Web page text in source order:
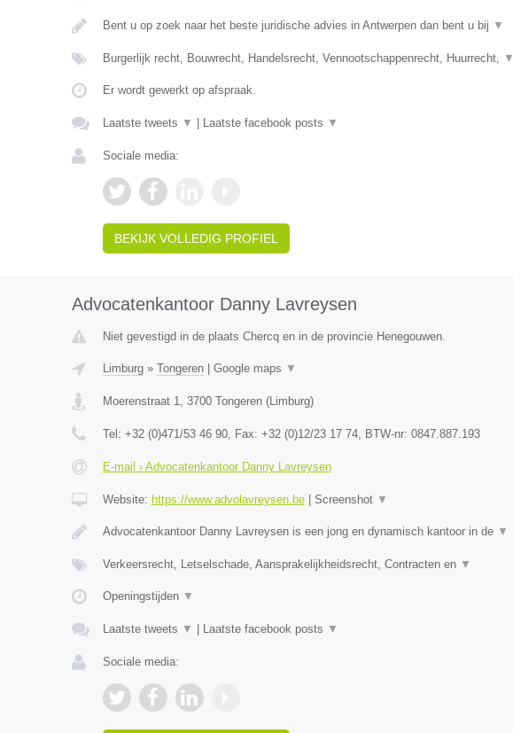
Bent u op zoek naar het beste juridische advies in Antwerpen dan bent u bij ▼
Burgerlijk recht, Bouwrecht, Handelsrecht, Vennootschappenrecht, Huurrecht, ▼
Er wordt gewerkt op afspraak.
Laatste tweets ▼ Laatste facebook posts ▼
Sociale media:
BEKIJK VOLLEDIG PROFIEL
Advocatenkantoor Danny Lavreysen
Niet gevestigd in de plaats Chercq en in de provincie Henegouwen.
Limburg» Tongeren| Google maps ▼
Moerenstraat 1, 3700 Tongeren(Limburg)
Tel: +32 (0)471/53 46 90, Fax: +32 (0)12/23 17 74, BTW-nr: 0847.887.193
E-mail › Advocatenkantoor Danny Lavreysen
Website: https://www.advolavreysen.be| Screenshot ▼
Advocatenkantoor Danny Lavreysen is een jong en dynamisch kantoor in de ▼
Verkeersrecht, Letselschade, Aansprakelijkheidsrecht, Contracten en ▼
Openingstijden ▼
Laatste tweets ▼ Laatste facebook posts ▼
Sociale media: